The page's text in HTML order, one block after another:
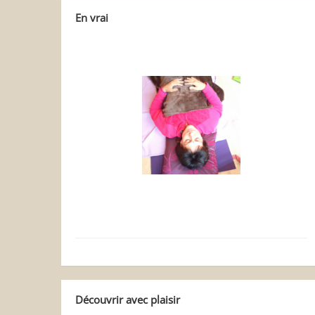
En vrai
Découvrir avec plaisir